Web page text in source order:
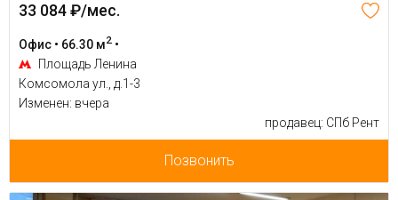
33 084 ₽/мес.
Офис • 66.30 м2 •
Площадь Ленина
Комсомола ул., д.1-3
Изменен: вчера
продавец: СПб Рент
Позвонить